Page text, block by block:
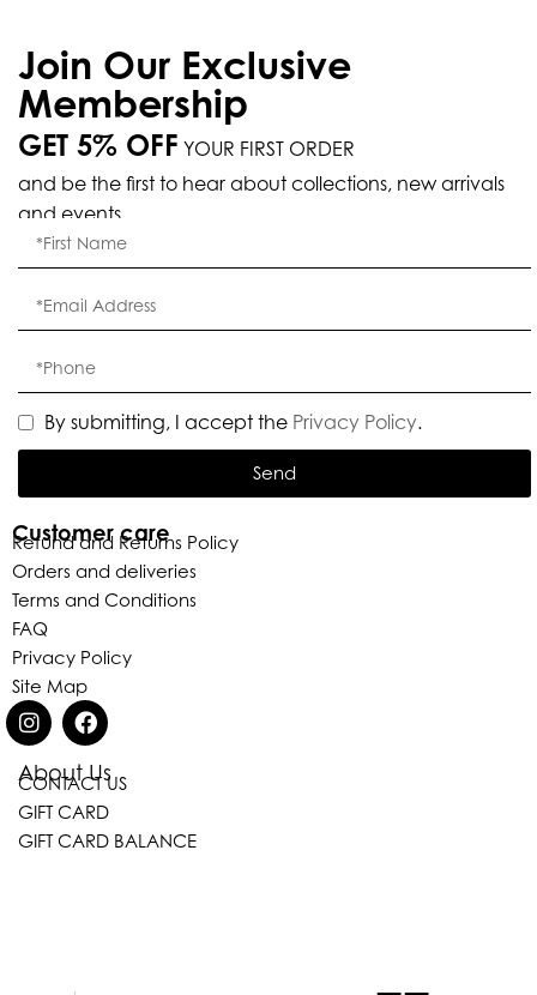
About Us
CONTACT US
GIFT CARD
GIFT CARD BALANCE
Customer care
Refund and Returns Policy
Orders and deliveries
Terms and Conditions
FAQ
Privacy Policy
Site Map
Join Our Exclusive
Membership
GET 5% OFF YOUR FIRST ORDER
and be the first to hear about collections, new arrivals
and events.
By submitting, I accept the Privacy Policy.
Send
Eleganza Israel